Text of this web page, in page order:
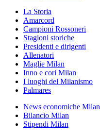
La Storia
Amarcord
Campioni Rossoneri
Stagioni storiche
Presidenti e dirigenti
Allenatori
Maglie Milan
Inno e cori Milan
I luoghi del Milanismo
Palmares
News economiche Milan
Bilancio Milan
Stipendi Milan